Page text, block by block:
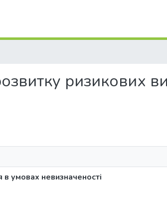
ризикових
умовах невизначеності